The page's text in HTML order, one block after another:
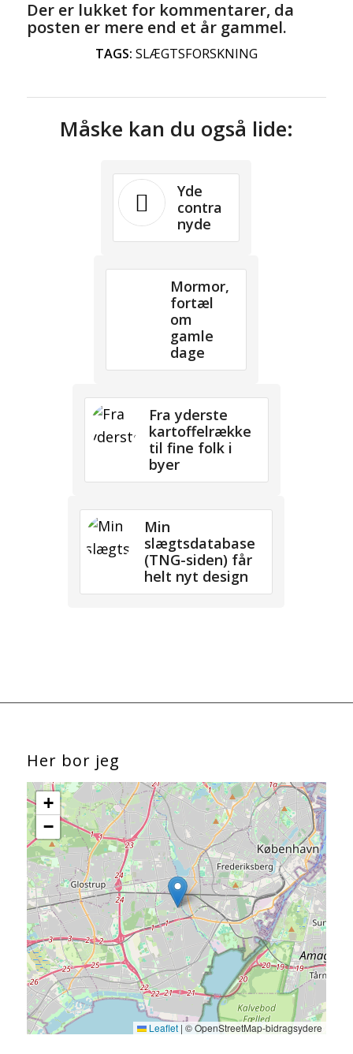
Der er lukket for kommentarer, da
posten er mere end et år gammel.
TAGS: SLÆGTSFORSKNING
Måske kan du også lide:
Yde
contra
nyde
Mormor,
fortæl
om
gamle
dage
Fra yderste
kartoffelrække
til fine folk i
byer
Min
slægtsdatabase
(TNG-siden) får
helt nyt design
Her bor jeg
+
−
Leaflet | © OpenStreetMap-bidragsydere